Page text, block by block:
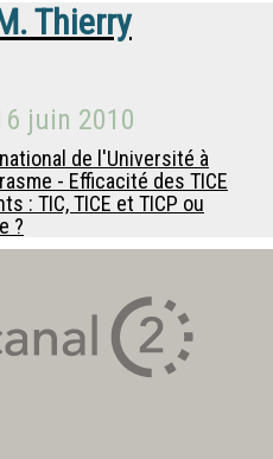
Thierry
juin 2010
de l'Université à
- Efficacité des TICE
: TIC, TICE et TICP ou
?